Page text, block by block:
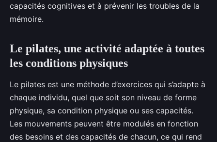
capacités cognitives et à prévenir les troubles de la
mémoire.
Le pilates, une activité adaptée à toutes
les conditions physiques
Le pilates est une méthode d’exercices qui s’adapte à
chaque individu, quel que soit son niveau de forme
physique, sa condition physique ou ses capacités.
Les mouvements peuvent être modulés en fonction
des besoins et des capacités de chacun, ce qui rend